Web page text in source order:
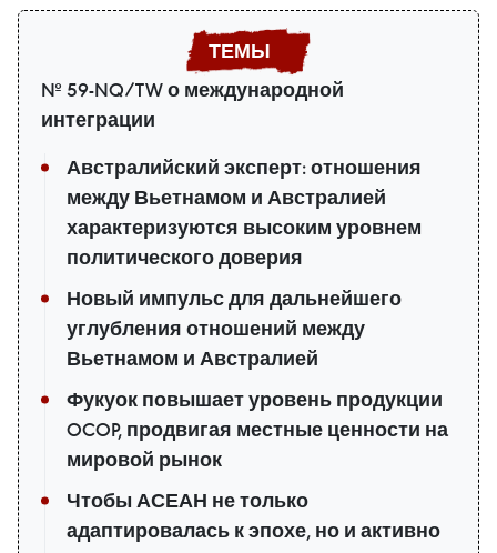
№ 59-NQ/TW о международной
интеграции
Австралийский эксперт: отношения
между Вьетнамом и Австралией
характеризуются высоким уровнем
политического доверия
Новый импульс для дальнейшего
углубления отношений между
Вьетнамом и Австралией
Фукуок повышает уровень продукции
OCOP, продвигая местные ценности на
мировой рынок
Чтобы АСЕАН не только
адаптировалась к эпохе, но и активно